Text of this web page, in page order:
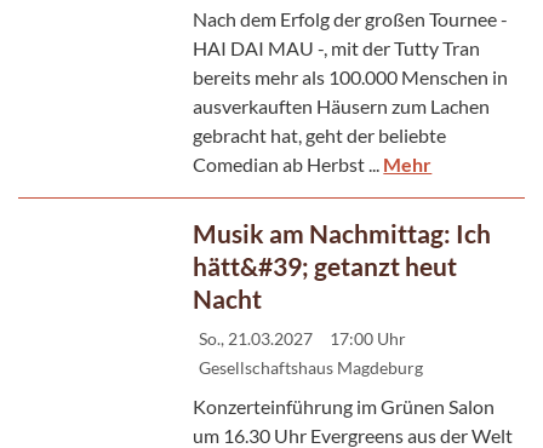
Nach dem Erfolg der großen Tournee -
HAI DAI MAU -, mit der Tutty Tran
bereits mehr als 100.000 Menschen in
ausverkauften Häusern zum Lachen
gebracht hat, geht der beliebte
Comedian ab Herbst ... Mehr
Musik am Nachmittag: Ich
hätt&#39; getanzt heut
Nacht
So., 21.03.2027
17:00 Uhr
Gesellschaftshaus Magdeburg
Konzerteinführung im Grünen Salon
um 16.30 Uhr Evergreens aus der Welt